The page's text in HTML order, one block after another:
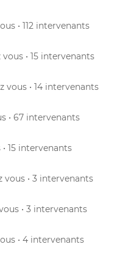
• 112 intervenants
vous • 15 intervenants
vous • 14 intervenants
• 67 intervenants
• 15 intervenants
vous • 3 intervenants
• 3 intervenants
• 4 intervenants